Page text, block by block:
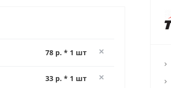
78 р. * 1 шт
33 р. * 1 шт